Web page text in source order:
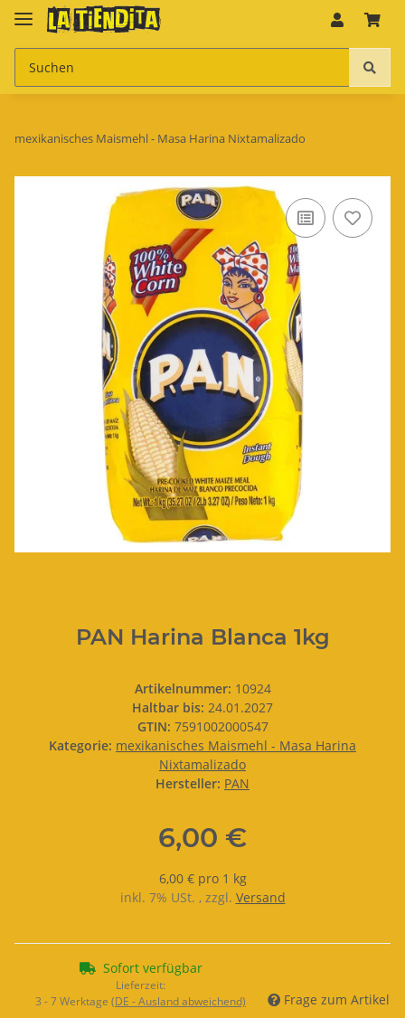
mexikanisches Maismehl - Masa Harina Nixtamalizado
PAN Harina Blanca 1kg
Artikelnummer: 10924
Haltbar bis: 24.01.2027
GTIN: 7591002000547
Kategorie: mexikanisches Maismehl - Masa Harina
Nixtamalizado
Hersteller: PAN
6,00 €
6,00 € pro 1 kg
inkl. 7% USt. , zzgl. Versand
Sofort verfügbar
Lieferzeit:
3 - 7 Werktage (DE - Ausland abweichend) Frage zum Artikel